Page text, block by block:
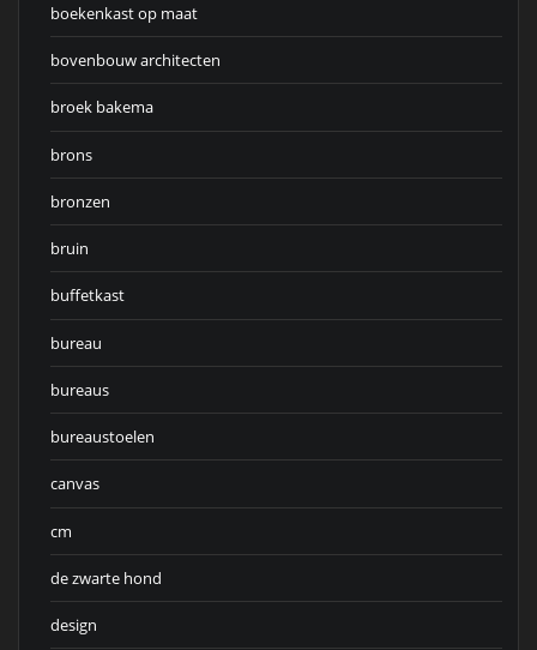
boekenkast op maat
bovenbouw architecten
broek bakema
brons
bronzen
bruin
buffetkast
bureau
bureaus
bureaustoelen
canvas
cm
de zwarte hond
design